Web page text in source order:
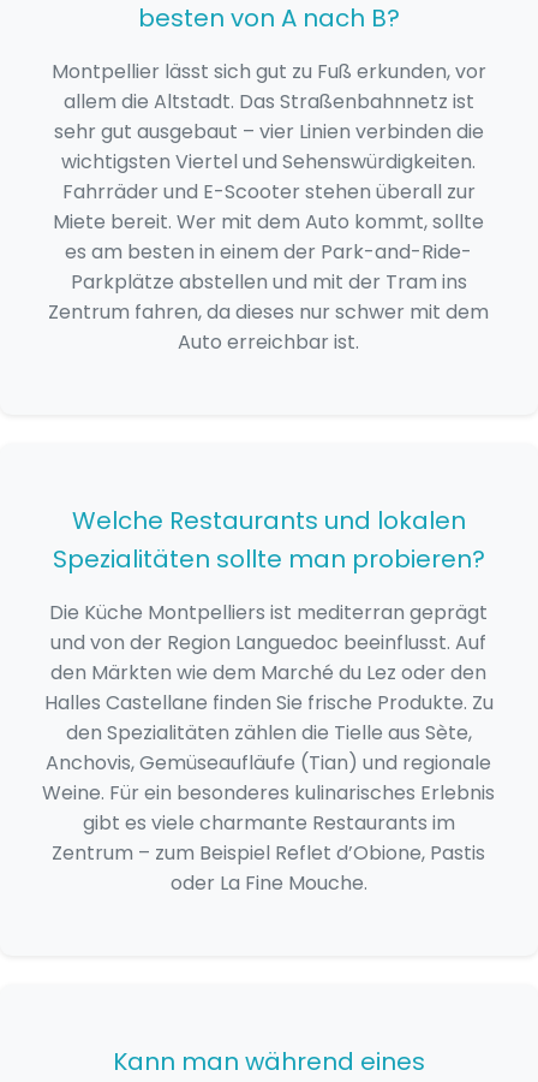
besten von A nach B?
Montpellier lässt sich gut zu Fuß erkunden, vor
allem die Altstadt. Das Straßenbahnnetz ist
sehr gut ausgebaut – vier Linien verbinden die
wichtigsten Viertel und Sehenswürdigkeiten.
Fahrräder und E-Scooter stehen überall zur
Miete bereit. Wer mit dem Auto kommt, sollte
es am besten in einem der Park-and-Ride-
Parkplätze abstellen und mit der Tram ins
Zentrum fahren, da dieses nur schwer mit dem
Auto erreichbar ist.
Welche Restaurants und lokalen
Spezialitäten sollte man probieren?
Die Küche Montpelliers ist mediterran geprägt
und von der Region Languedoc beeinflusst. Auf
den Märkten wie dem Marché du Lez oder den
Halles Castellane finden Sie frische Produkte. Zu
den Spezialitäten zählen die Tielle aus Sète,
Anchovis, Gemüseaufläufe (Tian) und regionale
Weine. Für ein besonderes kulinarisches Erlebnis
gibt es viele charmante Restaurants im
Zentrum – zum Beispiel Reflet d’Obione, Pastis
oder La Fine Mouche.
Kann man während eines